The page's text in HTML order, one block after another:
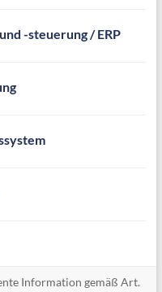
-steuerung / ERP
Information gemäß Art.